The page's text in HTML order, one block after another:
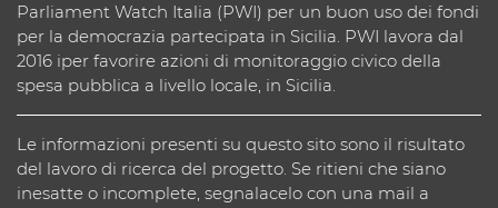
Parliament Watch Italia (PWI) per un buon uso dei fondi
per la democrazia partecipata in Sicilia. PWI lavora dal
2016 iper favorire azioni di monitoraggio civico della
spesa pubblica a livello locale, in Sicilia.
Le informazioni presenti su questo sito sono il risultato
del lavoro di ricerca del progetto. Se ritieni che siano
inesatte o incomplete, segnalacelo con una mail a